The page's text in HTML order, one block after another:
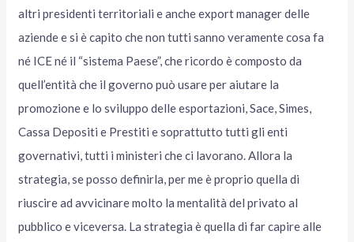
altri presidenti territoriali e anche export manager delle
aziende e si è capito che non tutti sanno veramente cosa fa
né ICE né il “sistema Paese”, che ricordo è composto da
quell’entità che il governo può usare per aiutare la
promozione e lo sviluppo delle esportazioni, Sace, Simes,
Cassa Depositi e Prestiti e soprattutto tutti gli enti
governativi, tutti i ministeri che ci lavorano. Allora la
strategia, se posso definirla, per me è proprio quella di
riuscire ad avvicinare molto la mentalità del privato al
pubblico e viceversa. La strategia è quella di far capire alle